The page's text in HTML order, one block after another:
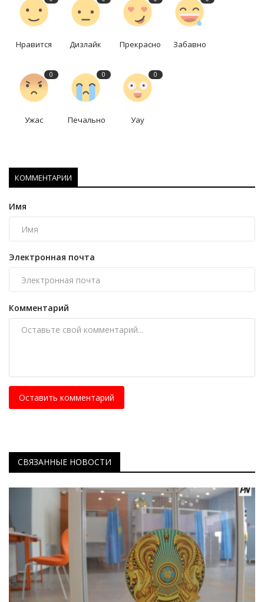
Нравится Дизлайк Прекрасно Забавно
0
Ужас
0
Печально
0
Уау
КОММЕНТАРИИ
Имя
Электронная почта
Комментарий
Оставить комментарий
СВЯЗАННЫЕ НОВОСТИ